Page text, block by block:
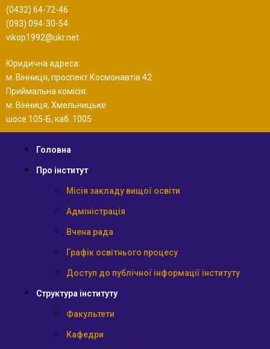
(0432) 64-72-46
(093) 094-30-54
vikop1992@ukr.net
Юридична адреса:
м. Вінниця, проспект Космонавтів 42
Приймальна комісія:
м. Вінниця, Хмельницьке
шосе 105-Б, каб. 1005
Головна
Про інститут
Місія закладу вищої освіти
Адміністрація
Вчена рада
Графік освітнього процесу
Доступ до публічної інформації інституту
Структура інституту
Факультети
Кафедри